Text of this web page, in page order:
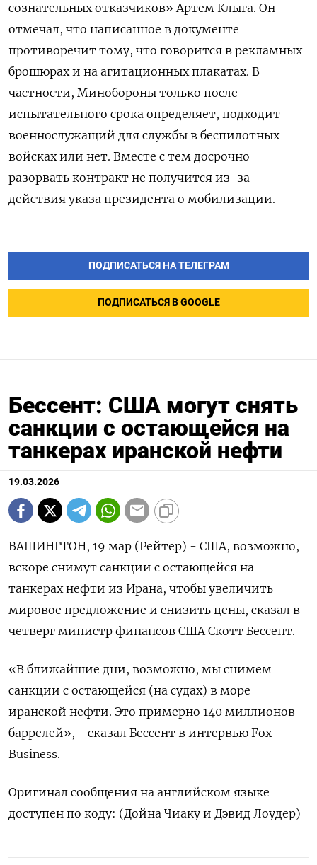
сознательных отказчиков» Артем Клыга. Он
отмечал, что написанное в документе
противоречит тому, что говорится в рекламных
брошюрах и на агитационных плакатах. В
частности, Минобороны только после
испытательного срока определяет, подходит
военнослужащий для службы в беспилотных
войсках или нет. Вместе с тем досрочно
разорвать контракт не получится из-за
действия указа президента о мобилизации.
ПОДПИСАТЬСЯ НА ТЕЛЕГРАМ
ПОДПИСАТЬСЯ В GOOGLE
Бессент: США могут снять
санкции с остающейся на
танкерах иранской нефти
19.03.2026
ВАШИНГТОН, 19 мар (Рейтер) - США, возможно,
вскоре снимут ‌санкции с остающейся на
танкерах ​нефти ​из Ирана, ​чтобы увеличить
⁠мировое ‌предложение и ‌снизить цены, сказал в ​
четверг министр ‌финансов США ​Скотт Бессент.
«В ближайшие ‌дни, возможно, мы снимем
санкции ​с ​остающейся (на ‌судах) в море ​
иранской нефти. Это примерно 140 миллионов
баррелей», - сказал Бессент в интервью ​Fox
⁠Business.
Оригинал сообщения на ‌английском языке
‌доступен по коду: (Дойна ​Чиаку и ‌Дэвид Лоудер)